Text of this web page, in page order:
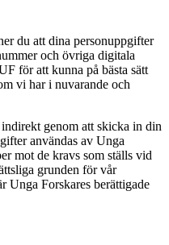
du att dina personuppgifter
och övriga digitala
för att kunna på bästa sätt
vi har i nuvarande och
genom att skicka in din
användas av Unga
mot de kravs som ställs vid
grunden för vår
Unga Forskares berättigade